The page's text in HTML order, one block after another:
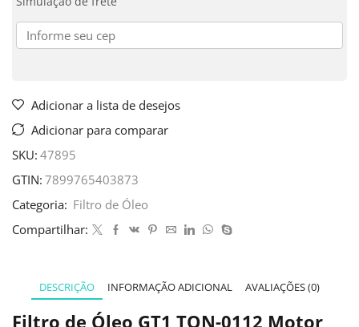
Adicionar a lista de desejos
Adicionar para comparar
SKU: 47895
GTIN: 7899765403873
Categoria: Filtro de Óleo
Compartilhar:
DESCRIÇÃO INFORMAÇÃO ADICIONAL AVALIAÇÕES (0)
Filtro de Óleo GT1 TON-0112 Motor